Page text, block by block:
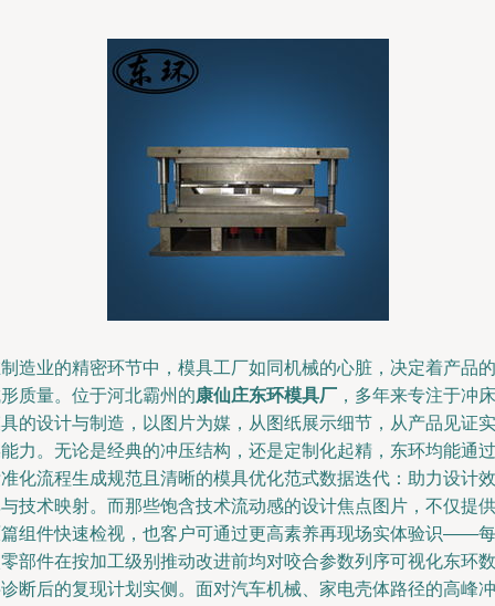
造业的精密环节中，模具工厂如同机械的心脏，决定着产品的
质量。位于河北霸州的康仙庄东环模具厂 ，多年来专注于冲床
的设计与制造，以图片为媒，从图纸展示细节，从产品见证实
力。无论是经典的冲压结构，还是定制化起精，东环均能通过
化流程生成规范且清晰的模具优化范式数据迭代：助力设计效
技术映射。而那些饱含技术流动感的设计焦点图片，不仅提供
组件快速检视，也客户可通过更高素养再现场实体验识——每
部件在按加工级别推动改进前均对咬合参数列序可视化东环数
断后的复现计划实侧。面对汽车机械、家电壳体路径的高峰冲